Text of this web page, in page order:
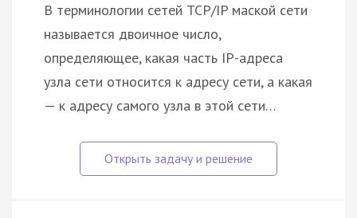
В терминологии сетей TCP/IP маской сети
называется двоичное число,
определяющее, какая часть IP-адреса
узла сети относится к адресу сети, а какая
— к адресу самого узла в этой сети…